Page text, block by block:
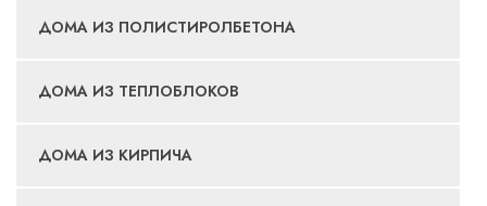
ДОМА ИЗ ПОЛИСТИРОЛБЕТОНА
ДОМА ИЗ ТЕПЛОБЛОКОВ
ДОМА ИЗ КИРПИЧА